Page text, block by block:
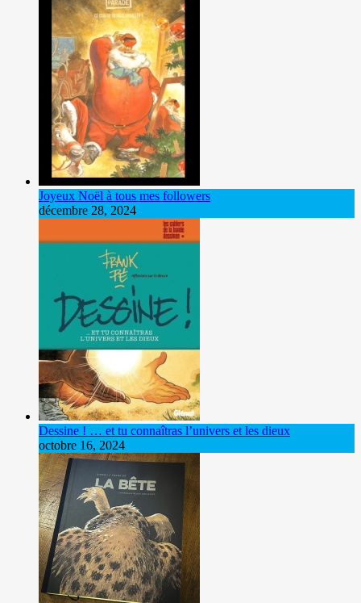
Joyeux Noël à tous mes followers
décembre 28, 2024
Dessine ! … et tu connaîtras l’univers et les dieux
octobre 16, 2024